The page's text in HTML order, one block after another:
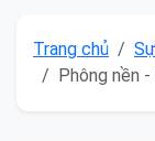
Trang chủ
Phông nền